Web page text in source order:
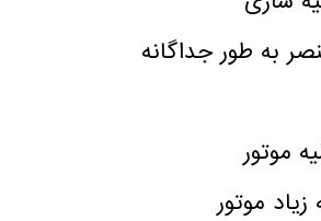
به طور جداگانه
موتور
موتور